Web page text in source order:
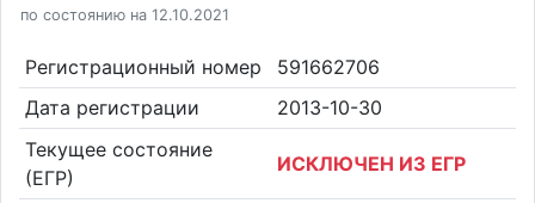
по состоянию на 12.10.2021
Регистрационный номер
591662706
Дата регистрации
2013-10-30
Текущее состояние
(ЕГР)
ИСКЛЮЧЕН ИЗ ЕГР